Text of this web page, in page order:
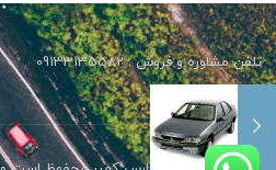
ا
ز
0
ا
ز
5
تلفن مشاوره و فروش : 09133135582